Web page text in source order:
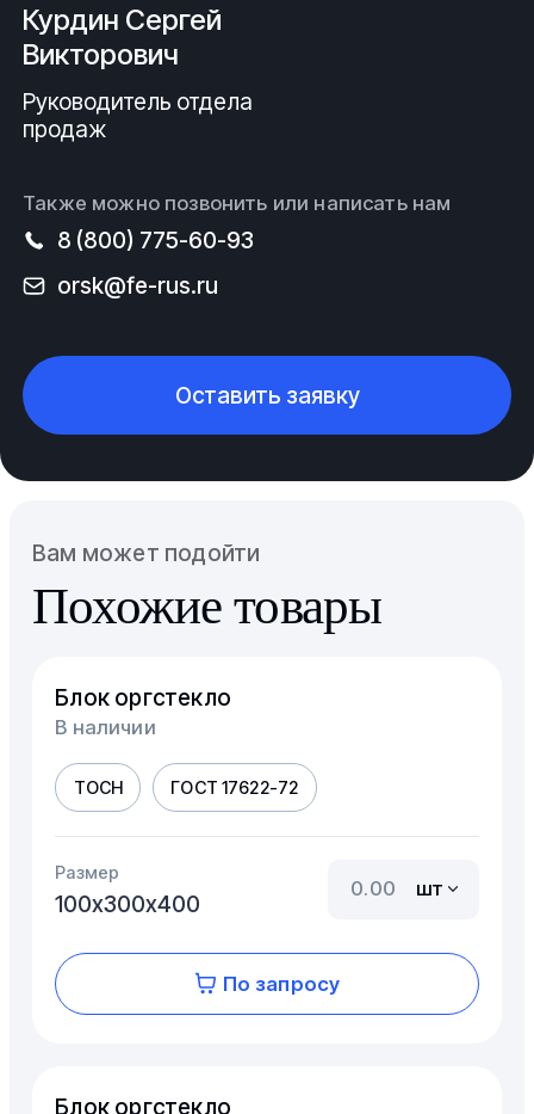
Курдин Сергей
Викторович
Руководитель отдела
продаж
Также можно позвонить или написать нам
8 (800) 775-60-93
orsk@fe-rus.ru
Оставить заявку
Вам может подойти
Похожие товары
Блок оргстекло
В наличии
ТОСН ГОСТ 17622-72
Размер
100х300х400
шт
По запросу
Блок оргстекло